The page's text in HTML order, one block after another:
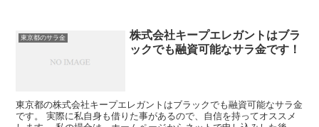
東京都のサラ金
株式会社キープエレガントはブラ
ックでも融資可能なサラ金です！
東京都の株式会社キープエレガントはブラックでも融資可能なサラ金
です。 実際に私自身も借りた事があるので、自信を持ってオススメ